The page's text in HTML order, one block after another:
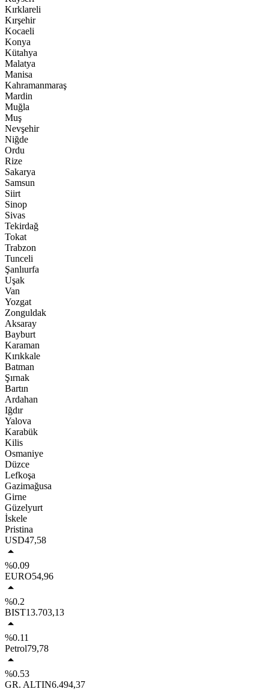
Kırklareli
Kırşehir
Kocaeli
Konya
Kütahya
Malatya
Manisa
Kahramanmaraş
Mardin
Muğla
Muş
Nevşehir
Niğde
Ordu
Rize
Sakarya
Samsun
Siirt
Sinop
Sivas
Tekirdağ
Tokat
Trabzon
Tunceli
Şanlıurfa
Uşak
Van
Yozgat
Zonguldak
Aksaray
Bayburt
Karaman
Kırıkkale
Batman
Şırnak
Bartın
Ardahan
Iğdır
Yalova
Karabük
Kilis
Osmaniye
Düzce
Lefkoşa
Gazimağusa
Girne
Güzelyurt
İskele
Pristina
USD47,58
%0.09
EURO54,96
%0.2
BIST13.703,13
%0.11
Petrol79,78
%0.53
GR. ALTIN6.494,37